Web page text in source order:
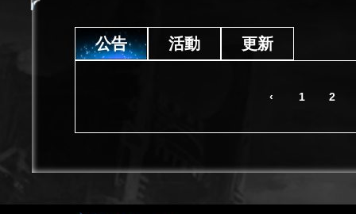
公告 活動 更新
‹ 1 2